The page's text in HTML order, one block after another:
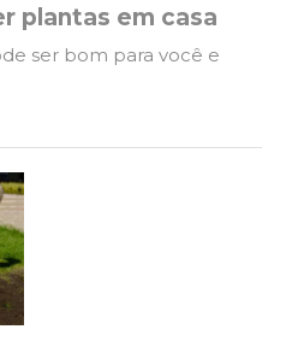
plantas em casa
ser bom para você e